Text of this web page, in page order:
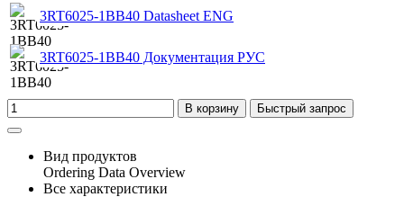
3RT6025-1BB40 Datasheet ENG
3RT6025-1BB40 Документация РУС
В корзину Быстрый запрос
Вид продуктов
Ordering Data Overview
Все характеристики